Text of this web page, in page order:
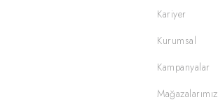
Kariyer
Kurumsal
Kampanyalar
Mağazalarımız